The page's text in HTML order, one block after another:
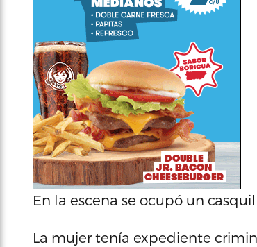
En la escena se ocupó un
La mujer tenía expediente